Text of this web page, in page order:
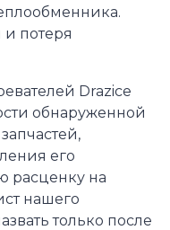
потеря
Drazice
обнаруженной
его
расценку на
нашего
только после